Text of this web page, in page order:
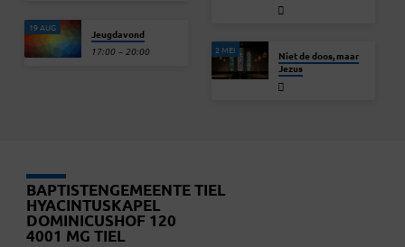
19 AUG Jeugdavond
17:00 – 20:00 2 MEI
Niet de doos, maar
Jezus
BAPTISTENGEMEENTE TIEL
HYACINTUSKAPEL
DOMINICUSHOF 120
4001 MG TIEL